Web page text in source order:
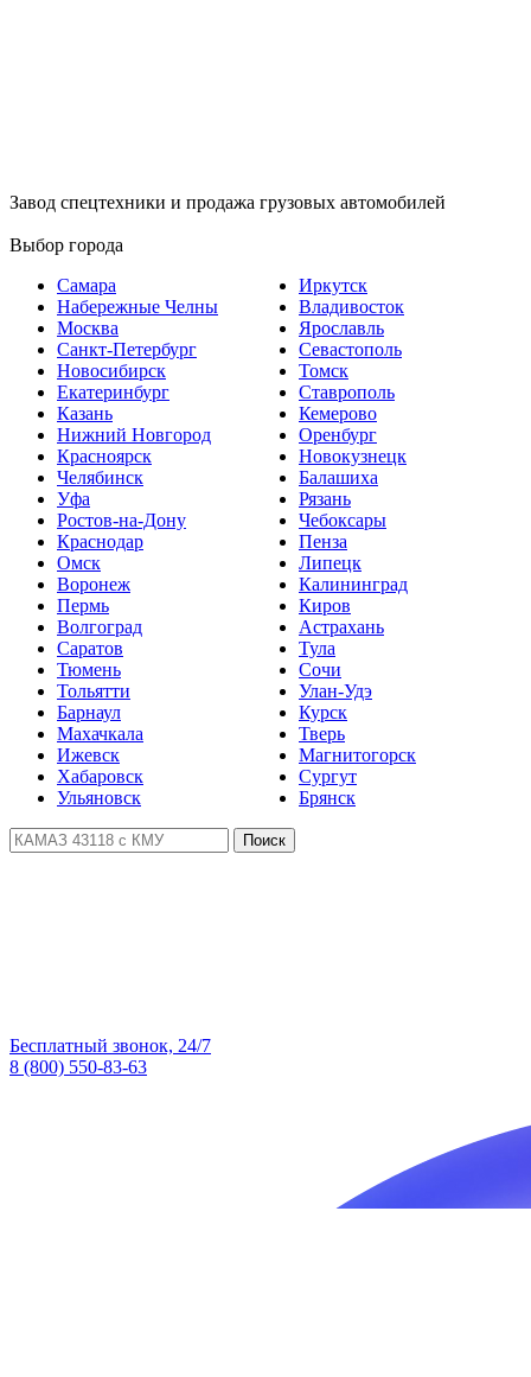
Завод спецтехники и продажа грузовых автомобилей
Выбор города
Самара
Набережные Челны
Москва
Санкт-Петербург
Новосибирск
Екатеринбург
Казань
Нижний Новгород
Красноярск
Челябинск
Уфа
Ростов-на-Дону
Краснодар
Омск
Воронеж
Пермь
Волгоград
Саратов
Тюмень
Тольятти
Барнаул
Махачкала
Ижевск
Хабаровск
Ульяновск
Иркутск
Владивосток
Ярославль
Севастополь
Томск
Ставрополь
Кемерово
Оренбург
Новокузнецк
Балашиха
Рязань
Чебоксары
Пенза
Липецк
Калининград
Киров
Астрахань
Тула
Сочи
Улан-Удэ
Курск
Тверь
Магнитогорск
Сургут
Брянск
Поиск
Бесплатный звонок, 24/7
8 (800) 550-83-63